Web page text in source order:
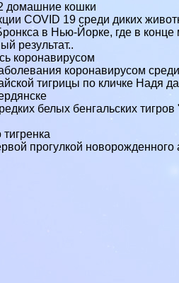
домашние кошки
COVID 19 среди диких
в Нью-Йорке, где в конце
результат..
коронавирусом
коронавирусом
тигрицы по кличке Надя
белых бенгальских
прогулкой новорожденного